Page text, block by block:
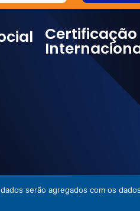
Certificação
serão agregados com os